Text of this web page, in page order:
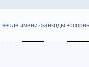
имени сканкоды